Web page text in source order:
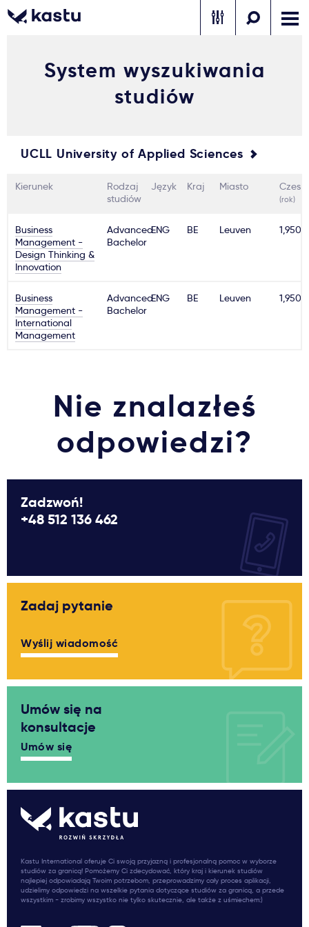
Powiadomienia
Formularz aplikacyjny
Zadzwoń Bezpłatne konsultacje Kontakt
Gdzie studiować?
Ważne
Dlaczego Kastu?
Aktualności
System wyszukiwania
studiów
UCLL University of Applied Sciences
Kierunek
Rodzaj
studiów
Język Kraj Miasto
(rok)
Business
Management -
Design Thinking &
Innovation
Advanced
Bachelor
ENG BE Leuven 1,950€
Business
Management -
International
Management
Advanced
Bachelor
ENG BE Leuven 1,950€
Nie znalazłeś
odpowiedzi?
Zadzwoń!
+48 512 136 462
Zadaj pytanie
Wyślij wiadomość
Umów się na
konsultacje
Umów się
Kastu International oferuje Ci swoją przyjazną i profesjonalną pomoc w wyborze
studiów za granicą! Pomożemy Ci zdecydować, który kraj i kierunek studiów
najlepiej odpowiadają Twoim potrzebom, przeprowadzimy cały proces aplikacji,
udzielimy odpowiedzi na wszelkie pytania dotyczące studiów za granicą, a przede
wszystkim - zrobimy wszystko nie tylko skutecznie, ale także z uśmiechem:)